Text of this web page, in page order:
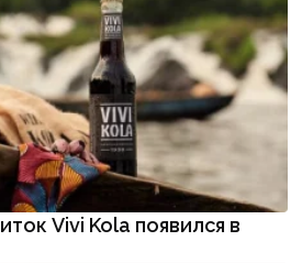
Vivi Kola появился в